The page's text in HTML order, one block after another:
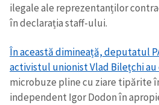
ilegale ale reprezentanților
în declarația staff-ului.
În această dimineață, deputatul
activistul unionist Vlad Bilețchi
microbuze pline cu ziare tipărite
independent Igor Dodon în